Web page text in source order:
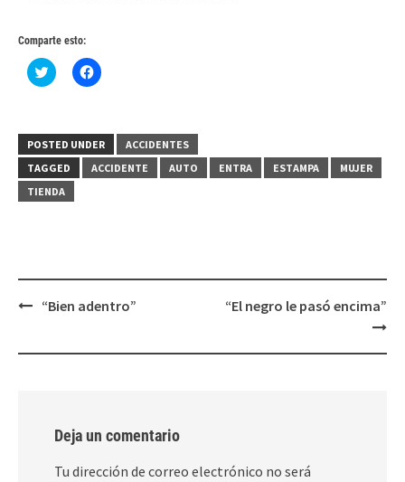
Comparte esto:
Haz
clic
(Se
abre
en
una
ventana
nueva)
Haz
clic
(Se
abre
en
una
POSTED UNDER
ACCIDENTES
TAGGED
ACCIDENTE AUTO ENTRA ESTAMPA
MUJER
TIENDA
Post“Bien adentro” “El negro le pasó encima”
Deja un comentario
Tu dirección de correo electrónico no será